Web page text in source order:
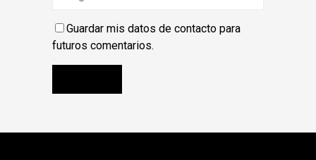
Guardar mis datos de contacto para
futuros comentarios.